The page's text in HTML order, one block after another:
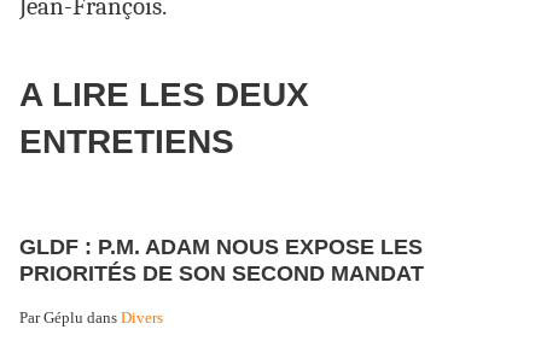
Jean-François.
A LIRE LES DEUX
ENTRETIENS
GLDF : P.M. ADAM NOUS EXPOSE LES
PRIORITÉS DE SON SECOND MANDAT
Par Géplu dans Divers